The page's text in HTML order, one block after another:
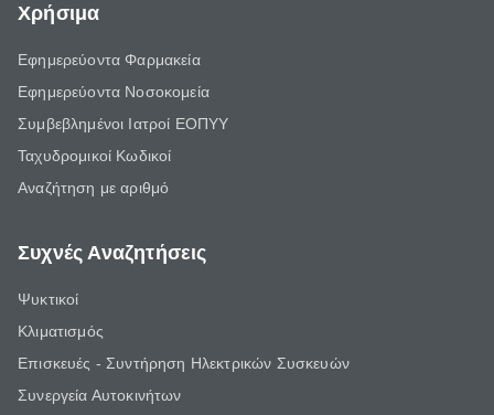
Χρήσιμα
Εφημερεύοντα Φαρμακεία
Εφημερεύοντα Νοσοκομεία
Συμβεβλημένοι Ιατροί ΕΟΠΥΥ
Ταχυδρομικοί Κωδικοί
Αναζήτηση με αριθμό
Συχνές Αναζητήσεις
Ψυκτικοί
Κλιματισμός
Επισκευές - Συντήρηση Ηλεκτρικών Συσκευών
Συνεργεία Αυτοκινήτων